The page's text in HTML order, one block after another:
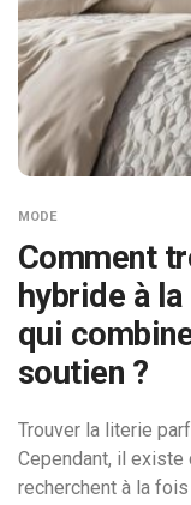
MODE
Comment
hybride à
qui
soutien ?
Trouver la literie
Cependant, il
recherchent à la